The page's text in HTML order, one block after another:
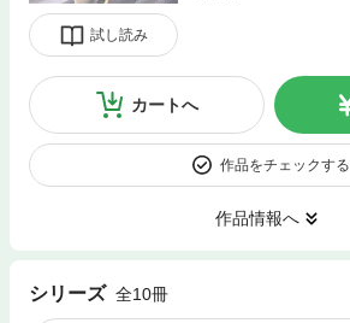
試し読み
カートへ
作品をチェックする
作品情報へ
シリーズ 全10冊